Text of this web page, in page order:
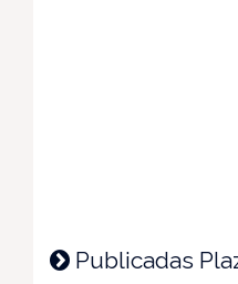
Publicadas